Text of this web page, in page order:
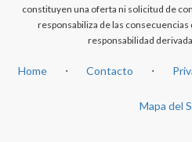
constituyen una oferta ni solicitud de
responsabiliza de las consecuencias
responsabilidad
Home ⋅ Contacto ⋅
Mapa del